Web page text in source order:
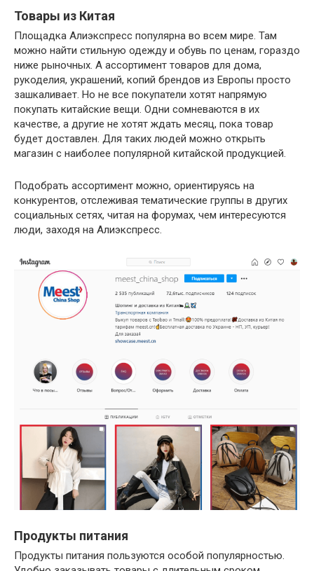
Товары из Китая
Площадка Алиэкспресс популярна во всем мире. Там
можно найти стильную одежду и обувь по ценам, гораздо
ниже рыночных. А ассортимент товаров для дома,
рукоделия, украшений, копий брендов из Европы просто
зашкаливает. Но не все покупатели хотят напрямую
покупать китайские вещи. Одни сомневаются в их
качестве, а другие не хотят ждать месяц, пока товар
будет доставлен. Для таких людей можно открыть
магазин с наиболее популярной китайской продукцией.
Подобрать ассортимент можно, ориентируясь на
конкурентов, отслеживая тематические группы в других
социальных сетях, читая на форумах, чем интересуются
люди, заходя на Алиэкспресс.
Продукты питания
Продукты питания пользуются особой популярностью.